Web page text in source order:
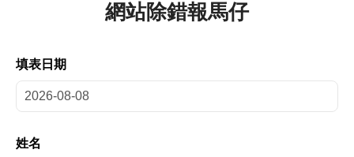
網站除錯報馬仔
填表日期
姓名